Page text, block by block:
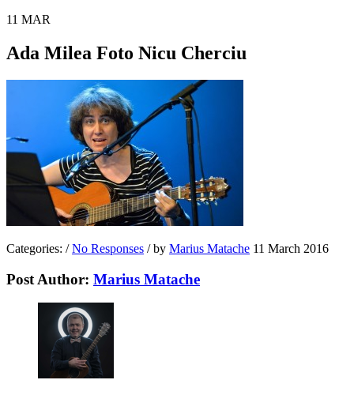
11 MAR
Ada Milea Foto Nicu Cherciu
Categories: / No Responses /by Marius Matache 11 March 2016
Post Author: Marius Matache